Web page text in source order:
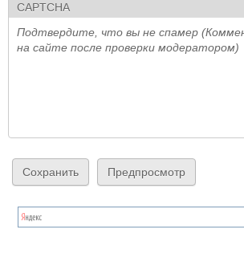
CAPTCHA
Подтвердите, что вы не спамер
на сайте после проверки модератором)